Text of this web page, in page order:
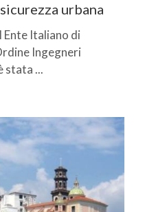
urbana
Italiano di
Ingegneri
stata ...